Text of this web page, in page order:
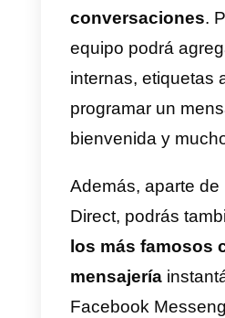
contenido
que tenga un
visual.
También el
muy
comunicar a
un texto